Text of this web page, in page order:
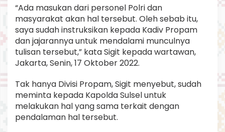
m
i
“Ada masukan dari personel Polri dan
masyarakat akan hal tersebut. Oleh sebab itu,
saya sudah instruksikan kepada Kadiv Propam
dan jajarannya untuk mendalami munculnya
tulisan tersebut,” kata Sigit kepada wartawan,
Jakarta, Senin, 17 Oktober 2022.
Tak hanya Divisi Propam, Sigit menyebut, sudah
meminta kepada Kapolda Sulsel untuk
melakukan hal yang sama terkait dengan
pendalaman hal tersebut.